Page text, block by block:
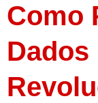
Como
Dados